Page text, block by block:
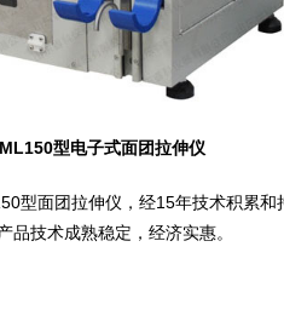
型电子式面团拉伸仪
型面团拉伸仪，经15年技术积累
技术成熟稳定，经济实惠。